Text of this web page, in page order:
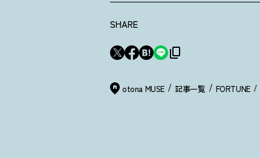
SHARE
otona MUSE 記事一覧 FORTUNE